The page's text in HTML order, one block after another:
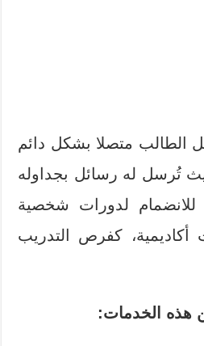
الطالب متصلا بشكل دائم
تُرسل له رسائل بجداوله
للانضمام لدورات شخصية
أكاديمية، كفرص التدريب
هذه الخدمات: